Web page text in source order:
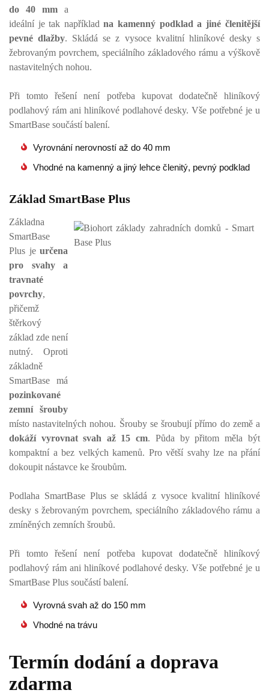
do 40 mm a
ideální je tak například na kamenný podklad a jiné členitější
pevné dlažby. Skládá se z vysoce kvalitní hliníkové desky s
žebrovaným povrchem, speciálního základového rámu a výškově
nastavitelných nohou.
Při tomto řešení není potřeba kupovat dodatečně hliníkový
podlahový rám ani hliníkové podlahové desky. Vše potřebné je u
SmartBase součástí balení.
Vyrovnání nerovností až do 40 mm
Vhodné na kamenný a jiný lehce členitý, pevný podklad
Základ SmartBase Plus
Základna
SmartBase
Plus je určena
pro svahy a
travnaté
povrchy,
přičemž
štěrkový
základ zde není
nutný. Oproti
základně
SmartBase má
pozinkované
zemní šrouby
místo nastavitelných nohou. Šrouby se šroubují přímo do země a
dokáží vyrovnat svah až 15 cm. Půda by přitom měla být
kompaktní a bez velkých kamenů. Pro větší svahy lze na přání
dokoupit nástavce ke šroubům.
Podlaha SmartBase Plus se skládá z vysoce kvalitní hliníkové
desky s žebrovaným povrchem, speciálního základového rámu a
zmíněných zemních šroubů.
Při tomto řešení není potřeba kupovat dodatečně hliníkový
podlahový rám ani hliníkové podlahové desky. Vše potřebné je u
SmartBase Plus součástí balení.
Vyrovná svah až do 150 mm
Vhodné na trávu
Termín dodání a doprava
zdarma